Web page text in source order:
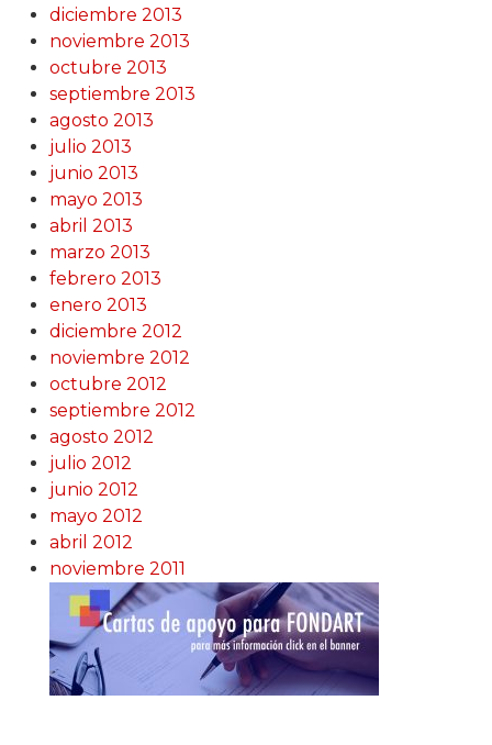
diciembre 2013
noviembre 2013
octubre 2013
septiembre 2013
agosto 2013
julio 2013
junio 2013
mayo 2013
abril 2013
marzo 2013
febrero 2013
enero 2013
diciembre 2012
noviembre 2012
octubre 2012
septiembre 2012
agosto 2012
julio 2012
junio 2012
mayo 2012
abril 2012
noviembre 2011